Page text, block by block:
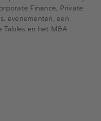
Finance, Private
evenementen, een
Tables en het M&A